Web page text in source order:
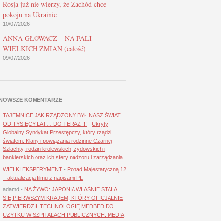
Rosja już nie wierzy, że Zachód chce
pokoju na Ukrainie
10/07/2026
ANNA GŁOWACZ – NA FALI
WIELKICH ZMIAN (całość)
09/07/2026
KOMENTARZE
TAJEMNICE JAK RZĄDZONY BYŁ NASZ ŚWIAT
OD TYSIĘCY LAT… DO TERAZ !!! - Ukryty
Globalny Syndykat Przestępczy, który rządzi
światem: Klany i powiązania rodzinne Czarnej
Szlachty, rodzin królewskich, żydowskich i
bankierskich oraz ich sfery nadzoru i zarządzania
WIELKI EKSPERYMENT - Ponad Majestatyczną 12
– aktualizacja filmu z napisami PL
adamd - NA ŻYWO: JAPONIA WŁAŚNIE STAŁA
SIĘ PIERWSZYM KRAJEM, KTÓRY OFICJALNIE
ZATWIERDZIŁ TECHNOLOGIĘ MEDBED DO
UŻYTKU W SZPITALACH PUBLICZNYCH. MEDIA